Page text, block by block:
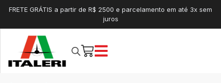
FRETE GRÁTIS a partir de R$ 2500 e parcelamento em até 3x sem
juros